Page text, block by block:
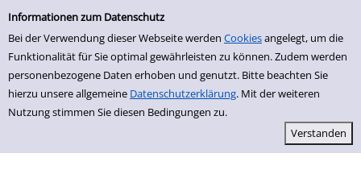
Informationen zum Datenschutz
Bei der Verwendung dieser Webseite werden Cookiesangelegt, um die
Funktionalität für Sie optimal gewährleisten zu können. Zudem werden
personenbezogene Daten erhoben und genutzt. Bitte beachten Sie
hierzu unsere allgemeine Datenschutzerklärung. Mit der weiteren
Nutzung stimmen Sie diesen Bedingungen zu.
zur Navigation springen
zum Inhalt springen
Zur Detailanzeige springen